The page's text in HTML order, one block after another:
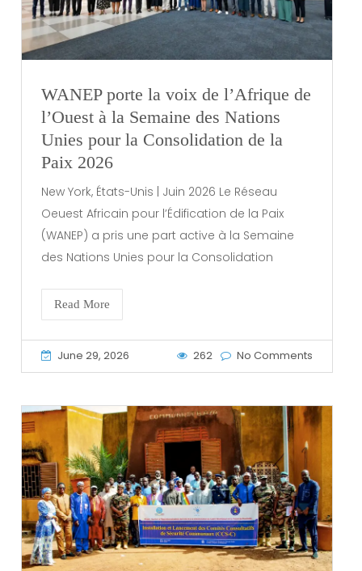
WANEP porte la voix de l’Afrique de
l’Ouest à la Semaine des Nations
Unies pour la Consolidation de la
Paix 2026
New York, États-Unis | Juin 2026 Le Réseau
Oeuest Africain pour l’Édification de la Paix
(WANEP) a pris une part active à la Semaine
des Nations Unies pour la Consolidation
Read More
June 29, 2026 262 No Comments